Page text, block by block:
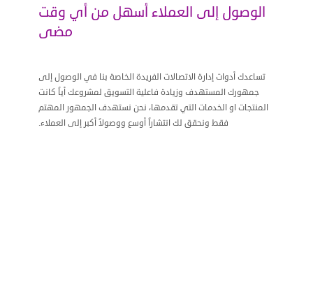
الوصول إلى العملاء أسهل من أي وقت
مضى
تساعدك أدوات إدارة الاتصالات الفريدة الخاصة بنا في الوصول إلى
جمهورك المستهدف وزيادة فاعلية التسويق لمشروعك أياً كانت
المنتجات او الخدمات التي تقدمها، نحن نستهدف الجمهور المهتم
فقط ونحقق لك انتشاراً أوسع ووصولاً أكبر إلى العملاء.